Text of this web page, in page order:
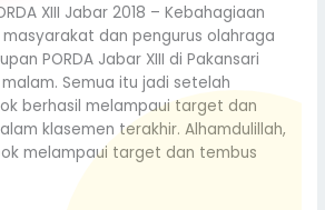
XIII Jabar 2018 – Kebahagiaan
dan pengurus olahraga
PORDA Jabar XIII di Pakansari
malam. Semua itu jadi setelah
berhasil melampaui target dan
klasemen terakhir. Alhamdulillah,
melampaui target dan tembus